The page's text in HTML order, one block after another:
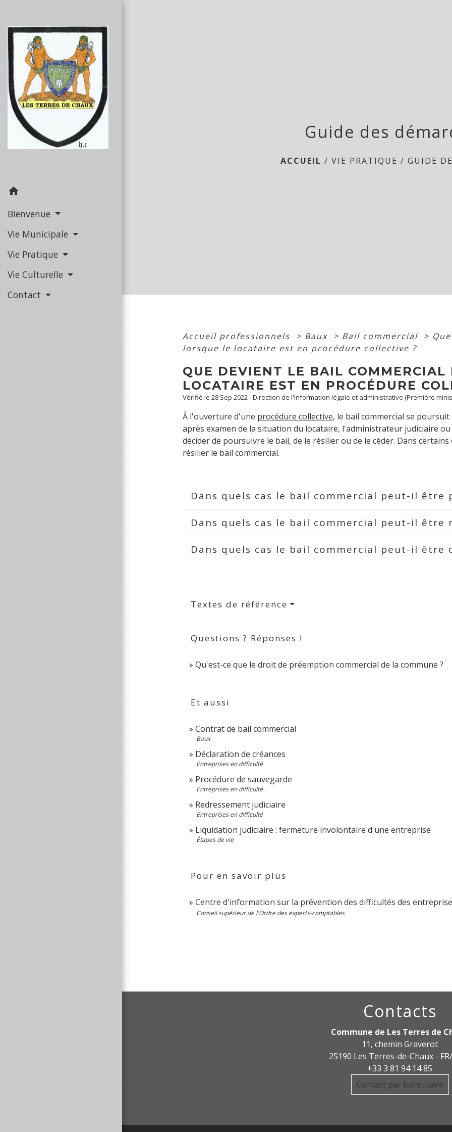
home
Bienvenue
Vie Municipale
Vie Pratique
Vie Culturelle
Contact
Guide des
ACCUEIL /VIE PRATIQUE /GUIDE
Accueil professionnels > Baux > Bail commercial >
lorsque le locataire est en procédure collective ?
QUE DEVIENT LE BAIL COMMERCIAL
LOCATAIRE EST EN PROCÉDURE
Vérifié le 28 Sep 2022 - Direction de l'information légale et administrative (Première
À l'ouverture d'une procédure collective, le bail commercial se
après examen de la situation du locataire, l'administrateur judiciaire
décider de poursuivre le bail, de le résilier ou de le céder. Dans
résilier le bail commercial.
Dans quels cas le bail commercial peut-il être
Dans quels cas le bail commercial peut-il être
Dans quels cas le bail commercial peut-il être
Textes de référence
Questions ? Réponses !
Qu'est-ce que le droit de préemption commercial de la commune ?
Et aussi
Contrat de bail commercial
Baux
Déclaration de créances
Entreprises en difficulté
Procédure de sauvegarde
Entreprises en difficulté
Redressement judiciaire
Entreprises en difficulté
Liquidation judiciaire : fermeture involontaire d'une entreprise
Étapes de vie
Pour en savoir plus
Centre d'information sur la prévention des difficultés des
Conseil supérieur de l'Ordre des experts-comptables
Contacts
Commune de Les Terres de
11, chemin Graverot
25190 Les Terres-de-Chaux -
+33 3 81 94 14 85
Contact par formulaire